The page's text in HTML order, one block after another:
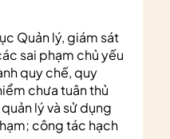
Quản lý, giám sát
sai phạm chủ yếu
quy chế, quy
chưa tuân thủ
lý và sử dụng
công tác hạch